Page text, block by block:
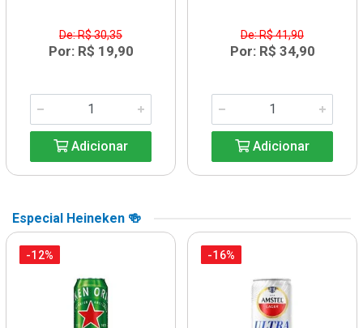
De: R$ 30,35
Por: R$ 19,90
Adicionar
De: R$ 41,90
Por: R$ 34,90
Adicionar
Especial Heineken 🍻
-12% -16%